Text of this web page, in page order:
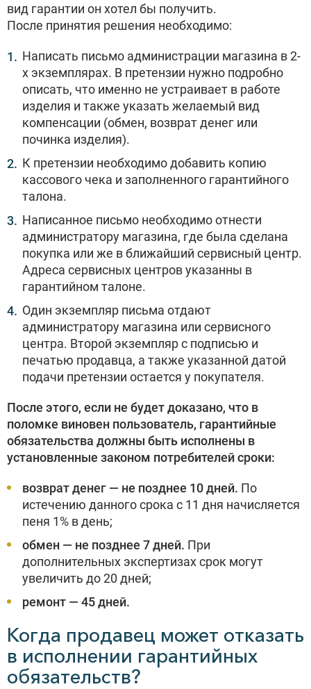
вид гарантии он хотел бы получить.
После принятия решения необходимо:
Написать письмо администрации магазина в 2-
х экземплярах. В претензии нужно подробно
описать, что именно не устраивает в работе
изделия и также указать желаемый вид
компенсации (обмен, возврат денег или
починка изделия).
К претензии необходимо добавить копию
кассового чека и заполненного гарантийного
талона.
Написанное письмо необходимо отнести
администратору магазина, где была сделана
покупка или же в ближайший сервисный центр.
Адреса сервисных центров указанны в
гарантийном талоне.
Один экземпляр письма отдают
администратору магазина или сервисного
центра. Второй экземпляр с подписью и
печатью продавца, а также указанной датой
подачи претензии остается у покупателя.
После этого, если не будет доказано, что в
поломке виновен пользователь, гарантийные
обязательства должны быть исполнены в
установленные законом потребителей сроки:
возврат денег — не позднее 10 дней. По
истечению данного срока с 11 дня начисляется
пеня 1% в день;
обмен — не позднее 7 дней. При
дополнительных экспертизах срок могут
увеличить до 20 дней;
ремонт — 45 дней.
Когда продавец может отказать
в исполнении гарантийных
обязательств?